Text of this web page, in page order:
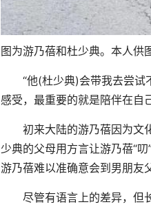
图为游乃蓓和杜少典。本人供
“他(杜少典)会带我去尝试不
感受，最重要的就是陪伴在自
初来大陆的游乃蓓因为文化
少典的父母用方言让游乃蓓“
游乃蓓难以准确意会到男朋友
尽管有语言上的差异，但长